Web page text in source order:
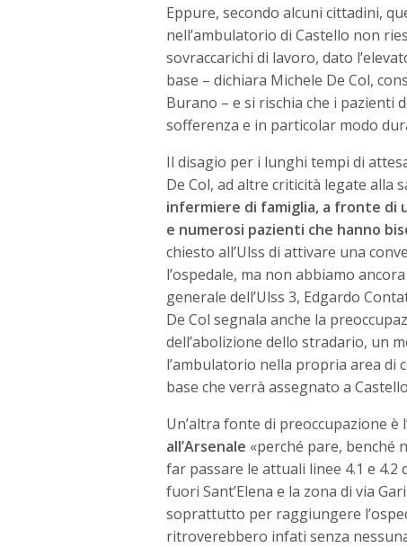
Eppure, secondo alcuni cittadini,
nell’ambulatorio di Castello non
sovraccarichi di lavoro, dato
base – dichiara Michele De Col,
Burano – e si rischia che i pazienti
sofferenza e in particolar modo
Il disagio per i lunghi tempi di
De Col, ad altre criticità legate alla
infermiere di famiglia, a fronte di
e numerosi pazienti che hanno
chiesto all’Ulss di attivare una
l’ospedale, ma non abbiamo
generale dell’Ulss 3, Edgardo
De Col segnala anche la
dell’abolizione dello stradario, un
l’ambulatorio nella propria area di
base che verrà assegnato a
Un’altra fonte di preoccupazione è
all’Arsenale «perché pare, benché
far passare le attuali linee 4.1 e
fuori Sant’Elena e la zona di via
soprattutto per raggiungere
ritroverebbero infati senza